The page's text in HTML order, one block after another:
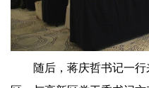
随后，蒋庆哲书记一